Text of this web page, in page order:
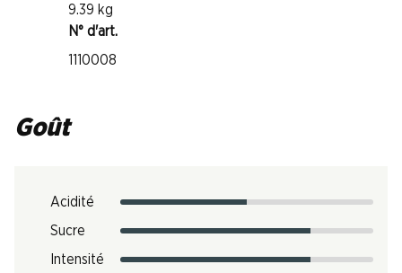
9.39 kg
N° d'art.
1110008
Goût
Acidité
Sucre
Intensité